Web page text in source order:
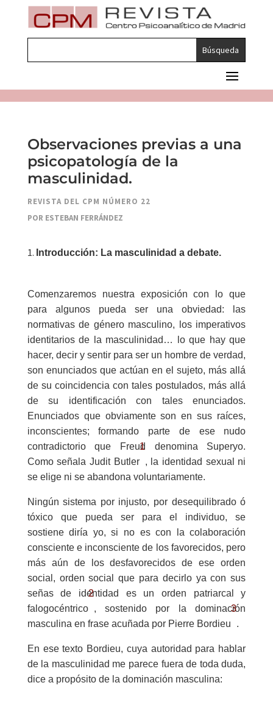
Observaciones previas a una
psicopatología de la
masculinidad.
REVISTA DEL CPM NÚMERO 22
POR ESTEBAN FERRÁNDEZ
Introducción: La masculinidad a debate.
Comenzaremos nuestra exposición con lo que
para algunos pueda ser una obviedad: las
normativas de género masculino, los imperativos
identitarios de la masculinidad… lo que hay que
hacer, decir y sentir para ser un hombre de verdad,
son enunciados que actúan en el sujeto, más allá
de su coincidencia con tales postulados, más allá
de su identificación con tales enunciados.
Enunciados que obviamente son en sus raíces,
inconscientes; formando parte de ese nudo
contradictorio que Freud denomina Superyo.
Como señala Judit Butler
1
, la identidad sexual ni
se elige ni se abandona voluntariamente.
Ningún sistema por injusto, por desequilibrado ó
tóxico que pueda ser para el individuo, se
sostiene diría yo, si no es con la colaboración
consciente e inconsciente de los favorecidos, pero
más aún de los desfavorecidos de ese orden
social, orden social que para decirlo ya con sus
señas de identidad es un orden patriarcal y
falogocéntrico
2
, sostenido por la dominación
masculina en frase acuñada por Pierre Bordieu
3
.
En ese texto Bordieu, cuya autoridad para hablar
de la masculinidad me parece fuera de toda duda,
dice a propósito de la dominación masculina: